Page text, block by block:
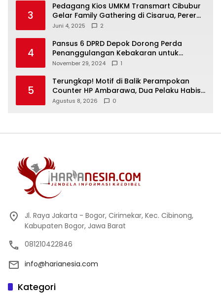
3
Pedagang Kios UMKM Transmart Cibubur
Gelar Family Gathering di Cisarua, Pererat
Silaturahmi dan Kekompakan
Juni 4, 2025 2
4
Pansus 6 DPRD Depok Dorong Perda
Penanggulangan Kebakaran untuk
Keselamatan Warga
November 29, 2024 1
5
Terungkap! Motif di Balik Perampokan
Counter HP Ambarawa, Dua Pelaku Habisi
Pemilik Toko dan Bawa puluhan HP
Agustus 8, 2026 0
Jl. Raya Jakarta - Bogor, Cirimekar, Kec. Cibinong,
Kabupaten Bogor, Jawa Barat
081210422846
info@harianesia.com
Kategori